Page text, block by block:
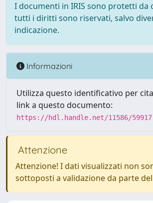
I documenti in IRIS sono protetti da
tutti i diritti sono riservati, salvo
indicazione.
Informazioni
Utilizza questo identificativo per
link a questo documento:
https://hdl.handle.net/11586/59917
Attenzione
Attenzione! I dati visualizzati non
sottoposti a validazione da parte